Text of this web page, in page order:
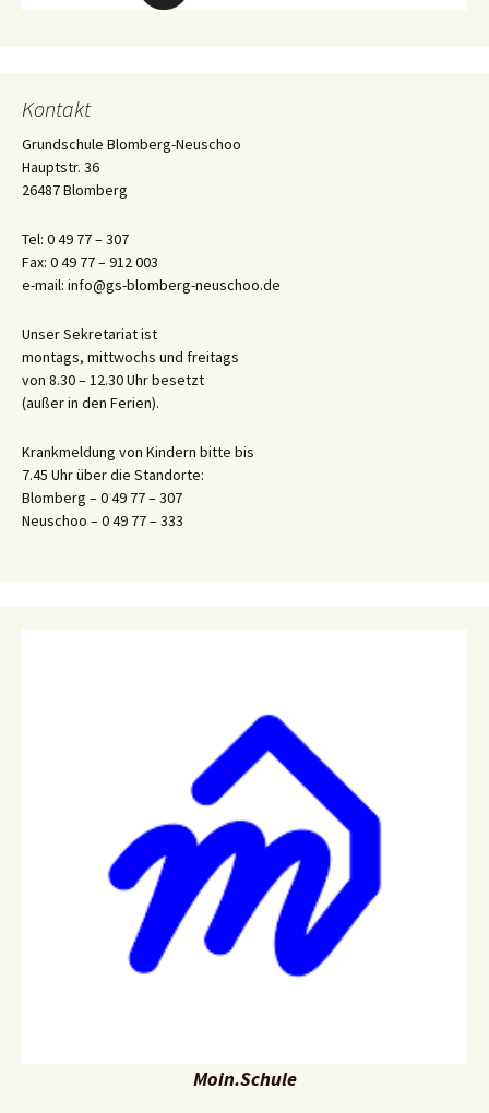
Kontakt
Grundschule Blomberg-Neuschoo
Hauptstr. 36
26487 Blomberg
Tel: 0 49 77 – 307
Fax: 0 49 77 – 912 003
e-mail: info@gs-blomberg-neuschoo.de
Unser Sekretariat ist
montags, mittwochs und freitags
von 8.30 – 12.30 Uhr besetzt
(außer in den Ferien).
Krankmeldung von Kindern bitte bis
7.45 Uhr über die Standorte:
Blomberg – 0 49 77 – 307
Neuschoo – 0 49 77 – 333
Moin.Schule